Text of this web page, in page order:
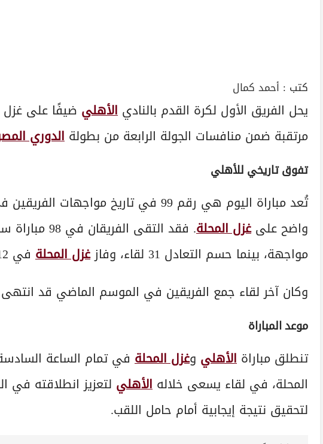
كتب : أحمد كمال
يحل الفريق الأول لكرة القدم بالنادي الأهلي ضيفًا على غزل
مرتقبة ضمن منافسات الجولة الرابعة من بطولة الدوري
تفوق تاريخي للأهلي
تُعد مباراة اليوم هي رقم 99 في تاريخ مواجهات الفريقين في الدوري، حيث يتفوق
واضح علىغزل المحلة. فقد التقى الفريقان في 98 مباراة سابقة، حقق خلالها
مواجهة، بينما حسم التعادل 31 لقاء، وفاز
غزل المحلة في 12 مناسبة فقط.
وكان آخر لقاء جمع الفريقين في الموسم الماضي قد
موعد المباراة
تنطلق مباراة الأهلي وغزل المحلة في تمام الساعة
المحلة، في لقاء يسعى خلاله الأهلي لتعزيز انطلاقته في
لتحقيق نتيجة إيجابية أمام حامل اللقب.